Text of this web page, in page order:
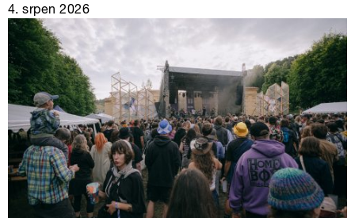
4. srpen 2026